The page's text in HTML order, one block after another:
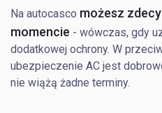
Na autocasco możesz
momencie - wówczas, gdy
dodatkowej ochrony. W
ubezpieczenie AC jest
nie wiążą żadne terminy.